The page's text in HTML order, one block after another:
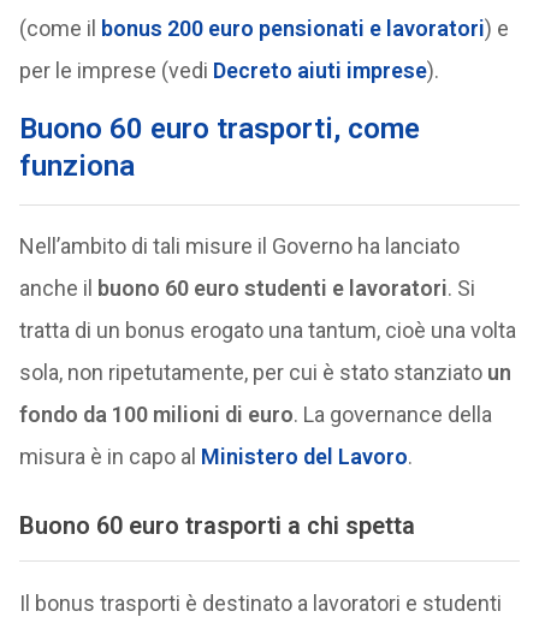
(come il bonus 200 euro pensionati e lavoratori) e
per le imprese (vedi Decreto aiuti imprese).
Buono 60 euro trasporti, come
funziona
Nell’ambito di tali misure il Governo ha lanciato
anche il buono 60 euro studenti e lavoratori. Si
tratta di un bonus erogato una tantum, cioè una volta
sola, non ripetutamente, per cui è stato stanziato un
fondo da 100 milioni di euro. La governance della
misura è in capo al Ministero del Lavoro.
Buono 60 euro trasporti a chi spetta
Il bonus trasporti è destinato a lavoratori e studenti